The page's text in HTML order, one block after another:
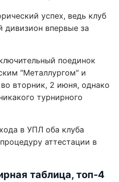
успех, ведь клуб
дивизион впервые за
поединок
"Металлургом" и
вторник, 2 июня, однако
турнирного
в УПЛ оба клуба
аттестации в
таблица, топ-4